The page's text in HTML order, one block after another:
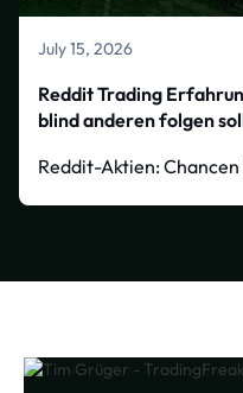
July 15, 2026
Reddit Trading
blind anderen folgen
Reddit-Aktien: Chancen